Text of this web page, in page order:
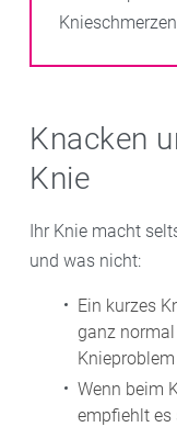
Knacken
Knie
Ihr Knie macht
und was nicht:
Ein kurzes
ganz
Wenn beim
empfiehlt es